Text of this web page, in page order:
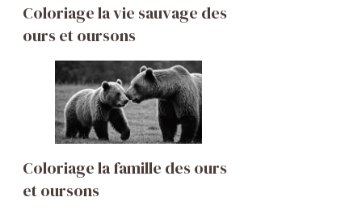
Coloriage la vie sauvage des
ours et oursons
Coloriage la famille des ours
et oursons